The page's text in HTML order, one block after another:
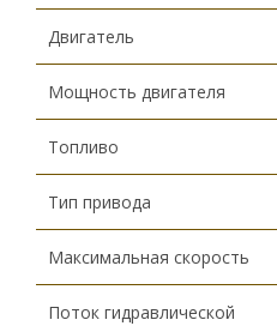
Двигатель
Мощность двигателя
Топливо
Тип привода
Максимальная скорость
Поток гидравлической